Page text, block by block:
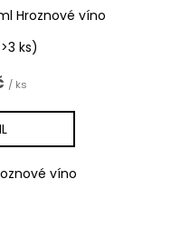
Hroznové víno
ks)
/ ks
víno